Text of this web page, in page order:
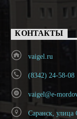
КОНТАКТЫ
vaigel.ru
(8342) 24-58-08
vaigel@e-
Саранск, улица